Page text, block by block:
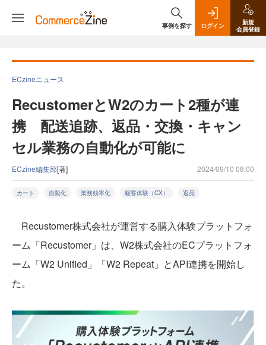
事例を探す ログイン
新規
会員登録
ECzineニュース
RecustomerとW2のカート2種が連
携 配送追跡、返品・交換・キャン
セル業務の自動化が可能に
ECzine編集部[著] 2024/09/10 08:00
カート 自動化 業務効率化 顧客体験（CX） 返品
Recustomer株式会社が運営する購入体験プラットフォ
ーム「Recustomer」は、W2株式会社のECプラットフォ
ーム「W2 Unified」「W2 Repeat」とAPI連携を開始し
た。